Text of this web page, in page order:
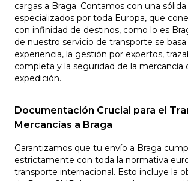
cargas a Braga. Contamos con una
especializados por toda Europa, que
con infinidad de destinos, como lo es
de nuestro servicio de transporte se basa
experiencia, la gestión por expertos,
completa y la seguridad de la mercancía
expedición.
Documentación Crucial para el
Mercancías a Braga
Garantizamos que tu envío a Braga
estrictamente con toda la normativa
transporte internacional. Esto incluye la